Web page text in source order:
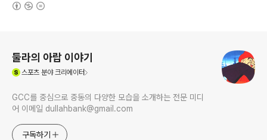
둘라의 아랍 이야기
스포츠분야 크리에이터
GCC를 중심으로 중동의 다양한 모습을 소개하는 전문 미디
어 이메일 dullahbank@gmail.com
구독하기